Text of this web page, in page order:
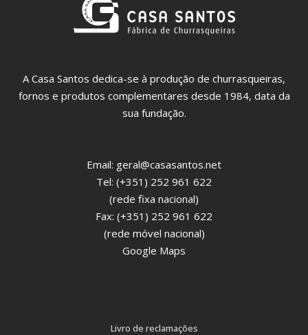
A Casa Santos dedica-se à produção de churrasqueiras,
fornos e produtos complementares desde 1984, data da
sua fundação.
Email: geral@casasantos.net
Tel: (+351) 252 961 622
(rede fixa nacional)
Fax: (+351) 252 961 622
(rede móvel nacional)
Google Maps
Livro de reclamações